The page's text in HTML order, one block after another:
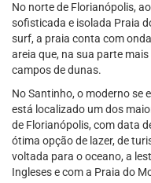
No norte de Florianópolis,
sofisticada e isolada Praia
surf, a praia conta com
areia que, na sua parte
campos de dunas.
No Santinho, o moderno se
está localizado um dos
de Florianópolis, com data
ótima opção de lazer, de
voltada para o oceano, a
Ingleses e com a Praia do